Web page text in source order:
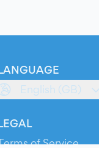
English (GB)
of Service